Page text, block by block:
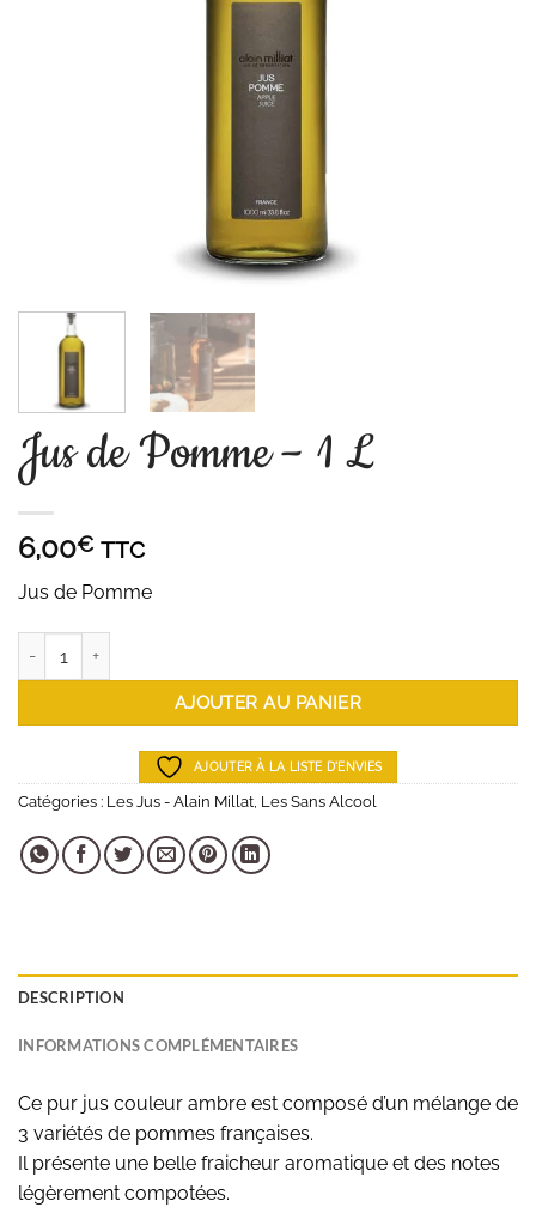
Jus de Pomme – 1 L
6,00€ TTC
Jus de Pomme
AJOUTER AU PANIER
AJOUTER À LA LISTE D'ENVIES
Catégories : Les Jus - Alain Millat, Les Sans Alcool
DESCRIPTION
INFORMATIONS COMPLÉMENTAIRES
Ce pur jus couleur ambre est composé d’un mélange de
3 variétés de pommes françaises.
Il présente une belle fraicheur aromatique et des notes
légèrement compotées.